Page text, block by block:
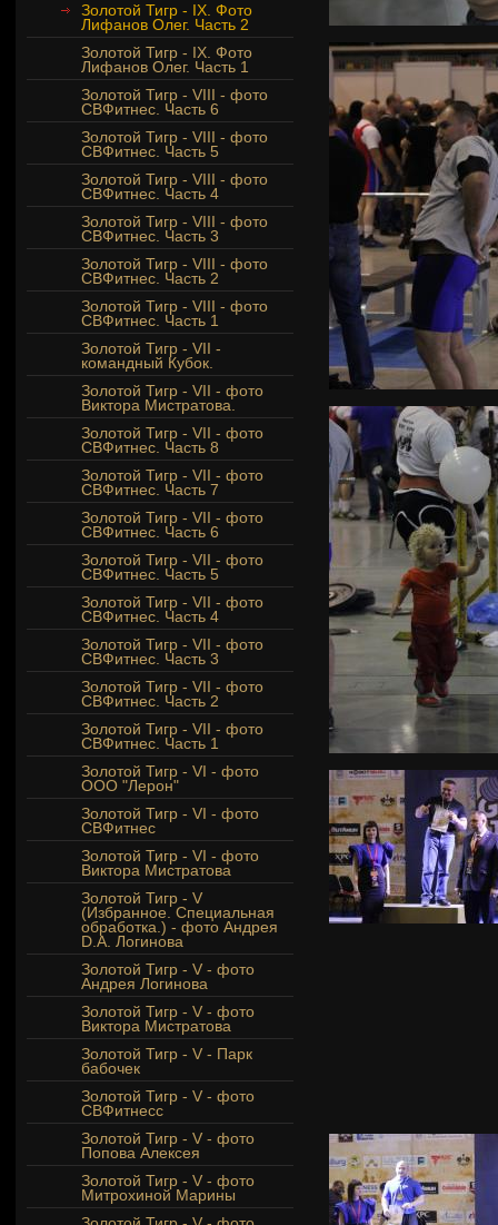
Золотой Тигр - IX. Фото
Лифанов Олег. Часть 2
Золотой Тигр - IX. Фото
Лифанов Олег. Часть 1
Золотой Тигр - VIII - фото
СВФитнес. Часть 6
Золотой Тигр - VIII - фото
СВФитнес. Часть 5
Золотой Тигр - VIII - фото
СВФитнес. Часть 4
Золотой Тигр - VIII - фото
СВФитнес. Часть 3
Золотой Тигр - VIII - фото
СВФитнес. Часть 2
Золотой Тигр - VIII - фото
СВФитнес. Часть 1
Золотой Тигр - VII -
командный Кубок.
Золотой Тигр - VII - фото
Виктора Мистратова.
Золотой Тигр - VII - фото
СВФитнес. Часть 8
Золотой Тигр - VII - фото
СВФитнес. Часть 7
Золотой Тигр - VII - фото
СВФитнес. Часть 6
Золотой Тигр - VII - фото
СВФитнес. Часть 5
Золотой Тигр - VII - фото
СВФитнес. Часть 4
Золотой Тигр - VII - фото
СВФитнес. Часть 3
Золотой Тигр - VII - фото
СВФитнес. Часть 2
Золотой Тигр - VII - фото
СВФитнес. Часть 1
Золотой Тигр - VI - фото
ООО "Лерон"
Золотой Тигр - VI - фото
СВФитнес
Золотой Тигр - VI - фото
Виктора Мистратова
Золотой Тигр - V
(Избранное. Специальная
обработка.) - фото Андрея
D.A. Логинова
Золотой Тигр - V - фото
Андрея Логинова
Золотой Тигр - V - фото
Виктора Мистратова
Золотой Тигр - V - Парк
бабочек
Золотой Тигр - V - фото
СВФитнесс
Золотой Тигр - V - фото
Попова Алексея
Золотой Тигр - V - фото
Митрохиной Марины